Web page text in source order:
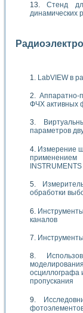
Стенд
динамических
LabVIEW в
Аппаратно-
ФЧХ активных
параметров
Измерение
применением
INSTRUMENTS
обработки
каналов
осциллографа
пропускания